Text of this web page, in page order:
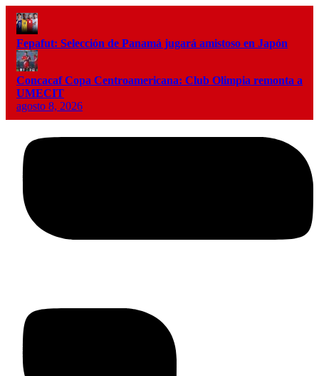
Fepafut: Selección de Panamá jugará amistoso en Japón
Concacaf Copa Centroamericana: Club Olimpia remonta a
UMECIT
agosto 8, 2026